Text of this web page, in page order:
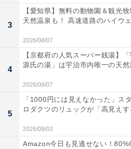
「世安湯」には以下のような口コ
す。
地下水をさらに超軟水化して
非常に滑らかで、湯上がり後
昭和初期から続く趣のある建
届いており、古き良き銭湯の
スできます。
3
【愛知県】無料の動物園＆観光
天然温泉も！ 高速道路のハイウ
2026/08/07
4
【京都府の人気スーパー銭湯】
源氏の湯」は宇治市内唯一の天然
2026/08/07
5
「1000円には見えなかった」ス
ロダクツのリュックが「高見えす
2026/08/03
Amazon今日も見逃せない！